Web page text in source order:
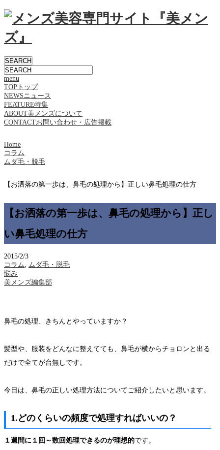
menu
TOP トップ
NEWSニュース
FEATURE特集
ABOUT美メンズについて
CONTACTお問い合わせ・広告掲載
Home
コラム
ムダ毛・脱毛
【お洒落の第一歩は、鼻毛の処理から】正しい鼻毛処理の仕方
【お洒落の第一歩は、鼻毛の処理から】正し
い鼻毛処理の仕方
2015/2/3
コラム
ムダ毛・脱毛
悩み
美メンズ編集部
鼻毛の処理、きちんとやっていますか？
髪型や、服装をどんなに整えてても、鼻毛が横からチョロンと出る
だけで全てが台無しです。
今日は、鼻毛の正しい処理方法についてご紹介したいと思います。
1.どのくらいの頻度で処理すればいいの？
１週間に１回～数回処理できるのが理想的です。